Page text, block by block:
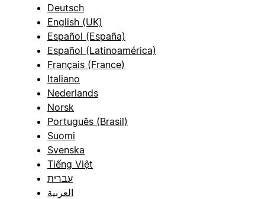
Deutsch
English (UK)
Español (España)
Español (Latinoamérica)
Français (France)
Italiano
Nederlands
Norsk
Português (Brasil)
Suomi
Svenska
Tiếng Việt
עברית
العربية